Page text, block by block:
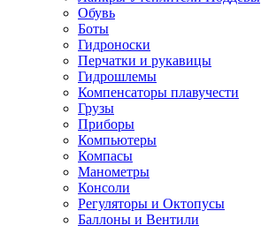
Обувь
Боты
Гидроноски
Перчатки и рукавицы
Гидрошлемы
Компенсаторы плавучести
Грузы
Приборы
Компьютеры
Компасы
Манометры
Консоли
Регуляторы и Октопусы
Баллоны и Вентили